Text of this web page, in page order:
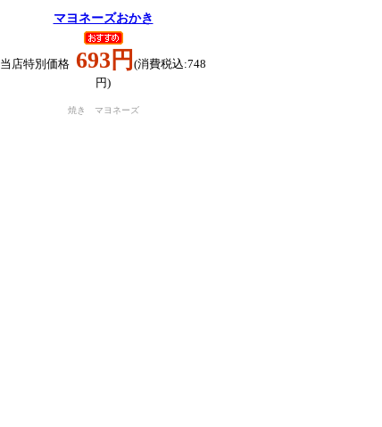
マヨネーズおかき
当店特別価格 693円 (消費税込:748
円)
焼き マヨネーズ